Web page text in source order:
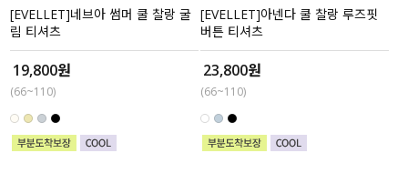
스커트
언더웨어/파자마
코디템
FIT ZOOM
[EVELLET]네브아 썸머 쿨 찰랑 굴
림 티셔츠
19,800원
(66~110)
[EVELLET]아넨다 쿨 찰랑 루즈핏
버튼 티셔츠
23,800원
(66~110)